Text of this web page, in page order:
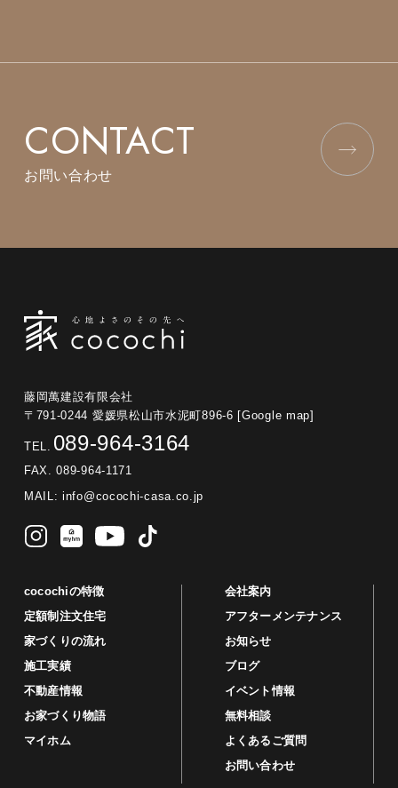
CONTACT
お問い合わせ
藤岡萬建設有限会社
〒791-0244 愛媛県松山市水泥町896-6
[Google map]
TEL. 089-964-3164
FAX. 089-964-1171
MAIL: info@cocochi-casa.co.jp
cocochiの特徴
定額制注文住宅
家づくりの流れ
施工実績
不動産情報
お家づくり物語
マイホム
会社案内
アフターメンテナンス
お知らせ
ブログ
イベント情報
無料相談
よくあるご質問
お問い合わせ